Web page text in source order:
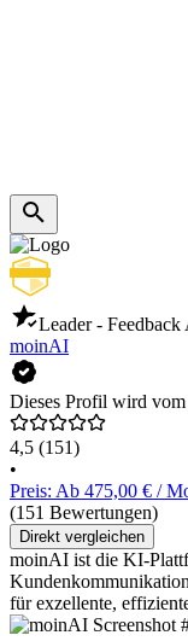
Leader - Feedback
moinAI
Dieses Profil wird
4,5 (151)
•
Preis: Ab 475,00 € /
(151 Bewertungen)
Direkt vergleichen
moinAI ist die KI-
für exzellente,